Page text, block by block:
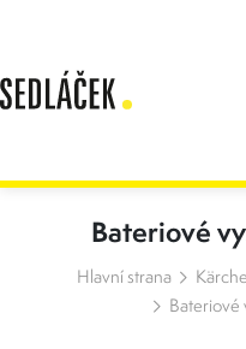
Bateriové
Hlavní strana
Bateriové